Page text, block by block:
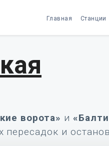
Главная Станции
ворота» и
пересадок и